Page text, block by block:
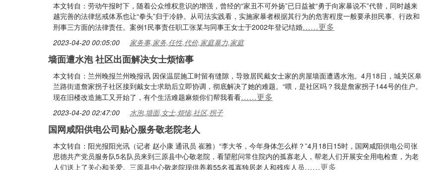
本文转自：劳动午报时下，随着公众维权意识的增强，曾经的“家丑不可外扬”已日益被“勇于向家暴说不”代替，同时越来
越完善的法律惩戒体系也让“拳头”归于冷静。从司法实践看，实施家暴者根据其行为的危害程度一般要承担民事、行政和
刑事三方面的法律责任。案例1民事责任职工张某与同事王女士于2002年登记结婚……更多
2023-04-20 00:05:00 家务事,家务,任性,代价,家庭暴力,家庭
墙面遭水泡 社区出面解决女士烦恼事
本文转自：兰州晚报兰州晚报讯 因保温层施工时留有缝隙，导致居民戴女士家的房屋墙面遭遇水泡。4月18日，城关区皋
兰路街道詹家拐子社区接到戴女士求助后立即协调，彻底解决了她的难题。“喂，是社区吗？我是詹家拐子144号的住户。
现在旧楼改造施工又开始了，有个生活难题麻烦你们帮我看看……更多
2023-04-20 02:47:00 水泡,墙面,女士,烦恼,社区,拐子
国网咸阳供电公司贴心服务敬老院老人
本文转自：阳光报阳光讯（记者 赵小康 通讯员 崔雅）“李大爷，今年身体怎么样？”4月18日15时，国网咸阳供电公司张
思德共产党员服务队5名队员来到三原县中心敬老院，看望慰问常住院内的孤寡老人，帮老人们开展安全用电检查，为老
人们送上了关心和关爱。三原县中心敬老院现供养着55名孤寡独居老人和残疾人员……更多